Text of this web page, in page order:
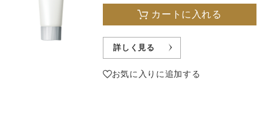
カートに入れる
詳しく見る
お気に入りに追加する